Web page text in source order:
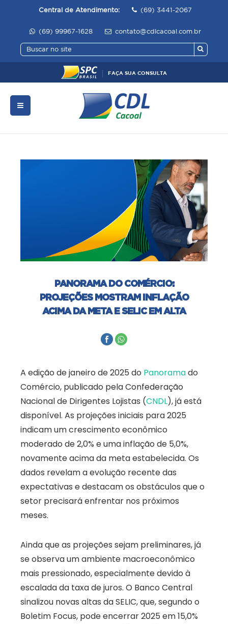
Central de Atendimento: (69) 3441-2067
(69) 99967-1628 contato@cdlcacoal.com.br
FAÇA SUA CONSULTA
PANORAMA DO COMÉRCIO:
PROJEÇÕES MOSTRAM INFLAÇÃO
ACIMA DA META E SELIC EM ALTA
A edição de janeiro de 2025 do Panoramado
Comércio, publicado pela Confederação
Nacional de Dirigentes Lojistas (CNDL), já está
disponível. As projeções iniciais para 2025
indicam um crescimento econômico
moderado de 2,0% e uma inflação de 5,0%,
novamente acima da meta estabelecida. Os
dados revelam a evolução recente das
expectativas e destacam os obstáculos que o
setor precisará enfrentar nos próximos
meses.
Ainda que as projeções sejam preliminares, já
se observa um ambiente macroeconômico
mais pressionado, especialmente devido à
escalada da taxa de juros. O Banco Central
sinalizou novas altas da SELIC, que, segundo o
Boletim Focus, pode encerrar 2025 em 15,0%